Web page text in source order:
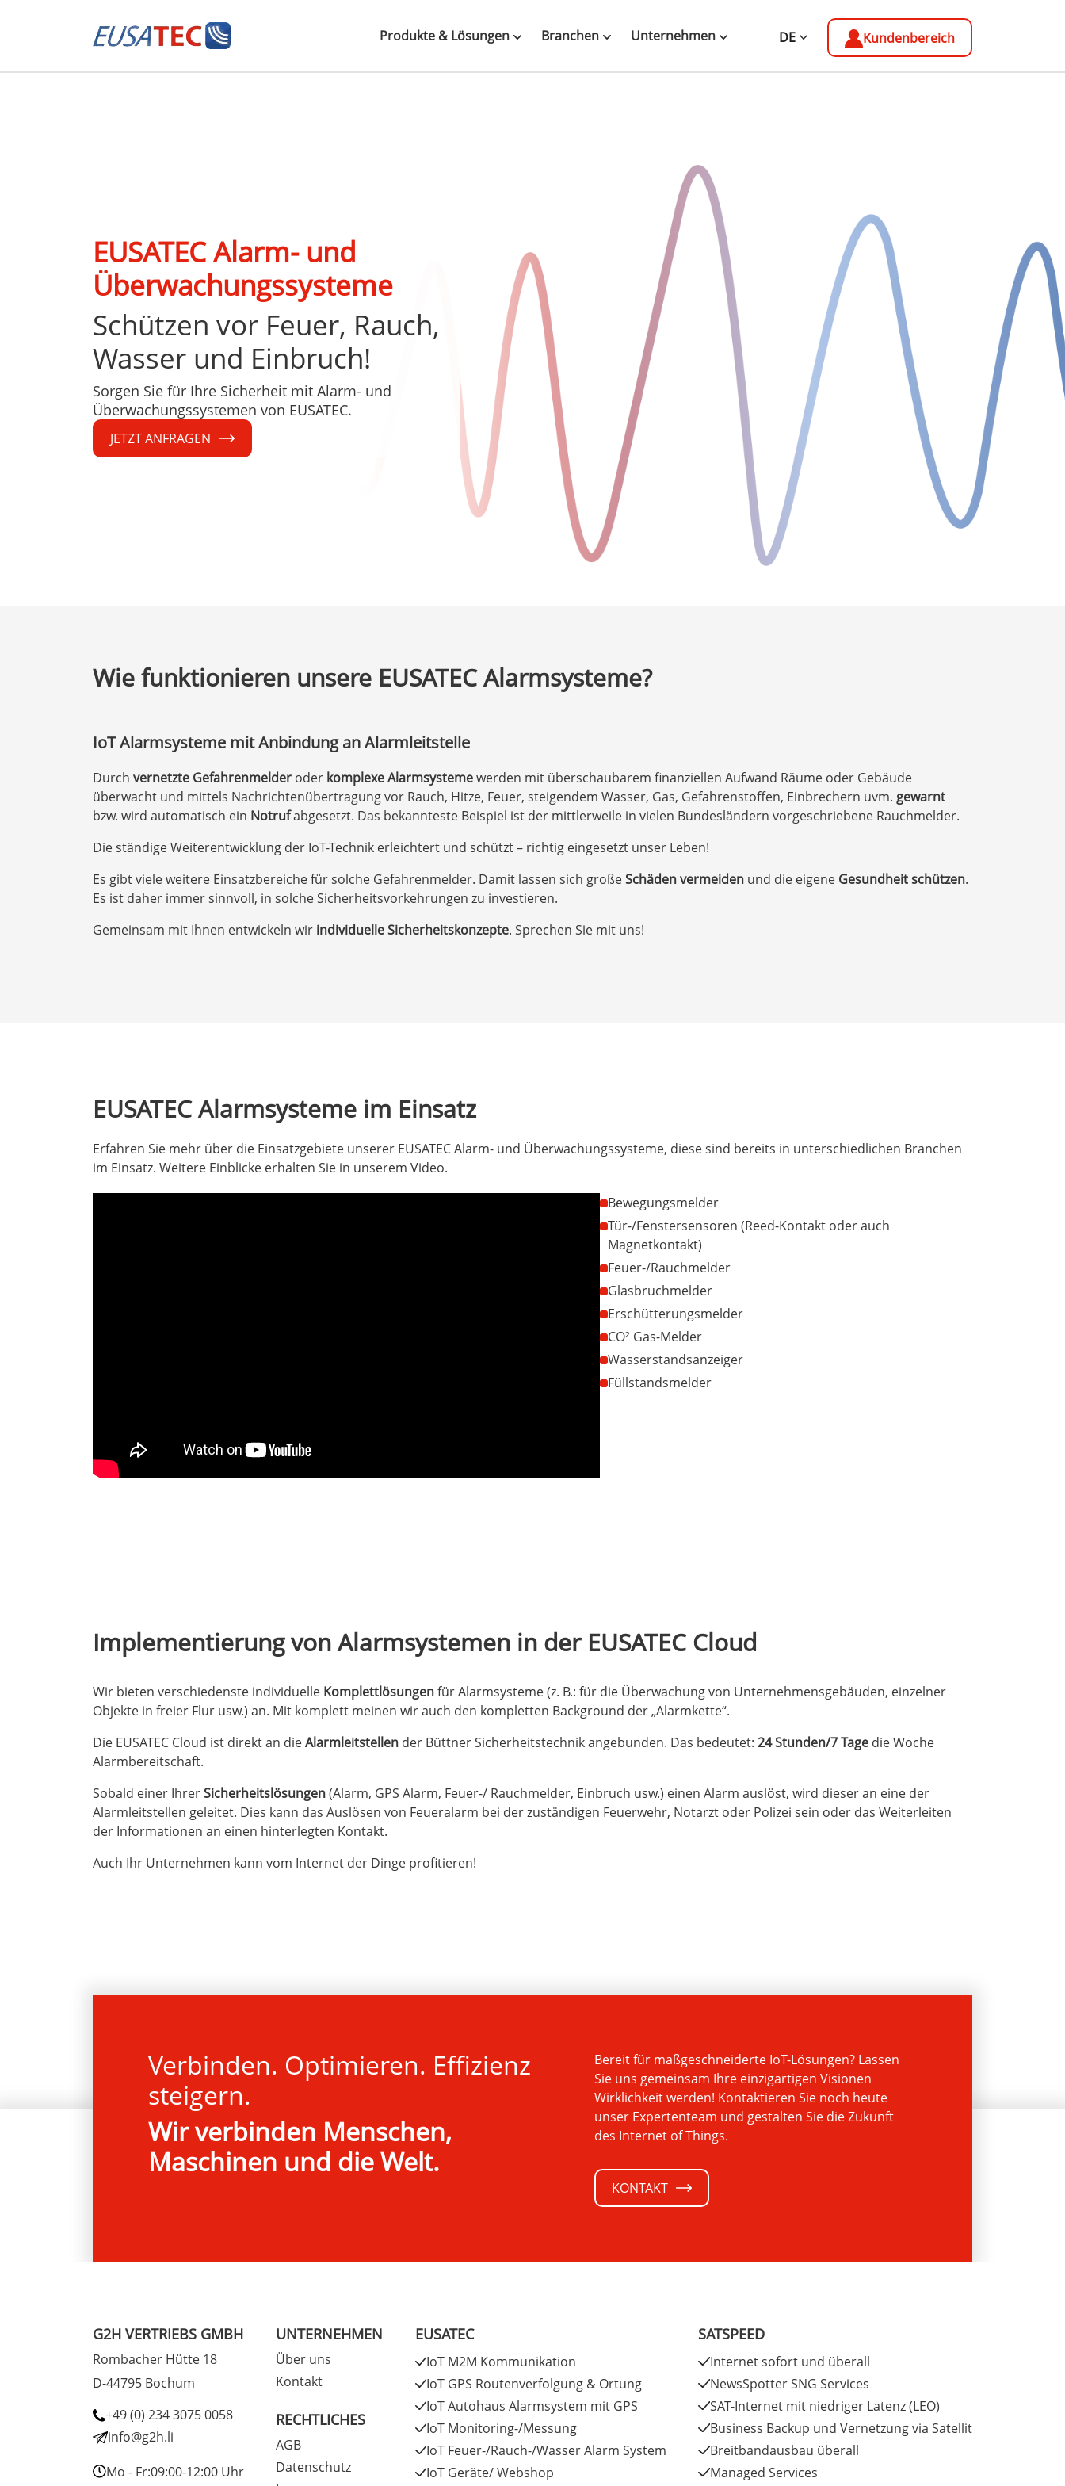
Produkte & Lösungen Branchen Unternehmen DE Kundenbereich
EUSATEC Alarm- und
Überwachungssysteme
Schützen vor Feuer, Rauch,
Wasser und Einbruch!
Sorgen Sie für Ihre Sicherheit mit Alarm- und
Überwachungssystemen von EUSATEC.
JETZT ANFRAGEN
Wie funktionieren unsere EUSATEC Alarmsysteme?
IoT Alarmsysteme mit Anbindung an Alarmleitstelle
Durch vernetzte Gefahrenmelder oder komplexe Alarmsystemewerden mit überschaubarem finanziellen Aufwand Räume oder Gebäude
überwacht und mittels Nachrichtenübertragung vor Rauch, Hitze, Feuer, steigendem Wasser, Gas, Gefahrenstoffen, Einbrechern uvm. gewarnt
bzw. wird automatisch ein Notrufabgesetzt. Das bekannteste Beispiel ist der mittlerweile in vielen Bundesländern vorgeschriebene Rauchmelder.
Die ständige Weiterentwicklung der IoT-Technik erleichtert und schützt – richtig eingesetzt unser Leben!
Es gibt viele weitere Einsatzbereiche für solche Gefahrenmelder. Damit lassen sich großeSchäden vermeiden und die eigene Gesundheit schützen.
Es ist daher immer sinnvoll, in solche Sicherheitsvorkehrungen zu investieren.
Gemeinsam mit Ihnen entwickeln wir individuelle Sicherheitskonzepte. Sprechen Sie mit uns!
EUSATEC Alarmsysteme im Einsatz
Erfahren Sie mehr über die Einsatzgebiete unserer EUSATEC Alarm- und Überwachungssysteme, diese sind bereits in unterschiedlichen Branchen
im Einsatz. Weitere Einblicke erhalten Sie in unserem Video.
Bewegungsmelder
Tür-/Fenstersensoren (Reed-Kontakt oder auch
Magnetkontakt)
Feuer-/Rauchmelder
Glasbruchmelder
Erschütterungsmelder
CO² Gas-Melder
Wasserstandsanzeiger
Füllstandsmelder
Implementierung von Alarmsystemen in der EUSATEC Cloud
Wir bieten verschiedenste individuelle Komplettlösungenfür Alarmsysteme (z. B.: für die Überwachung von Unternehmensgebäuden, einzelner
Objekte in freier Flur usw.) an. Mit komplett meinen wir auch den kompletten Background der „Alarmkette“.
Die EUSATEC Cloud ist direkt an dieAlarmleitstellen der Büttner Sicherheitstechnik angebunden. Das bedeutet: 24 Stunden/7 Tage die Woche
Alarmbereitschaft.
Sobald einer IhrerSicherheitslösungen(Alarm, GPS Alarm, Feuer-/ Rauchmelder, Einbruch usw.) einen Alarm auslöst, wird dieser an eine der
Alarmleitstellen geleitet. Dies kann das Auslösen von Feueralarm bei der zuständigen Feuerwehr, Notarzt oder Polizei sein oder das Weiterleiten
der Informationen an einen hinterlegten Kontakt.
Auch Ihr Unternehmen kann vom Internet der Dinge profitieren!
Verbinden. Optimieren. Effizienz
steigern.
Wir verbinden Menschen,
Maschinen und die Welt.
Bereit für maßgeschneiderte IoT-Lösungen? Lassen
Sie uns gemeinsam Ihre einzigartigen Visionen
Wirklichkeit werden! Kontaktieren Sie noch heute
unser Expertenteam und gestalten Sie die Zukunft
des Internet of Things.
KONTAKT
G2H VERTRIEBS GMBH
Rombacher Hütte 18
D-44795 Bochum
+49 (0) 234 3075 0058
info@g2h.li
Mo - Fr:09:00-12:00 Uhr
UNTERNEHMEN
Über uns
Kontakt
RECHTLICHES
AGB
Datenschutz
EUSATEC
IoT M2M Kommunikation
IoT GPS Routenverfolgung & Ortung
IoT Autohaus Alarmsystem mit GPS
IoT Monitoring-/Messung
IoT Feuer-/Rauch-/Wasser Alarm System
IoT Geräte/ Webshop
SATSPEED
Internet sofort und überall
NewsSpotter SNG Services
SAT-Internet mit niedriger Latenz (LEO)
Business Backup und Vernetzung via Satellit
Breitbandausbau überall
Managed Services